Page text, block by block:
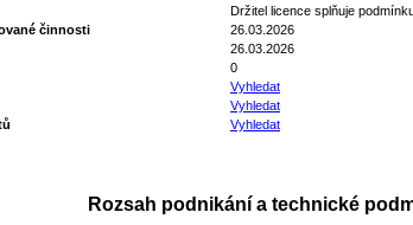
Držitel licence splňuje
činnosti
26.03.2026
26.03.2026
0
Vyhledat
Vyhledat
Vyhledat
Rozsah podnikání a technické